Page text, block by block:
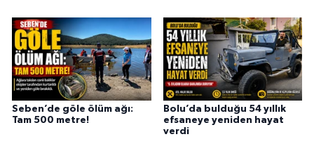
Seben’de göle ölüm ağı:
Tam 500 metre!
Bolu’da bulduğu 54 yıllık
efsaneye yeniden hayat
verdi